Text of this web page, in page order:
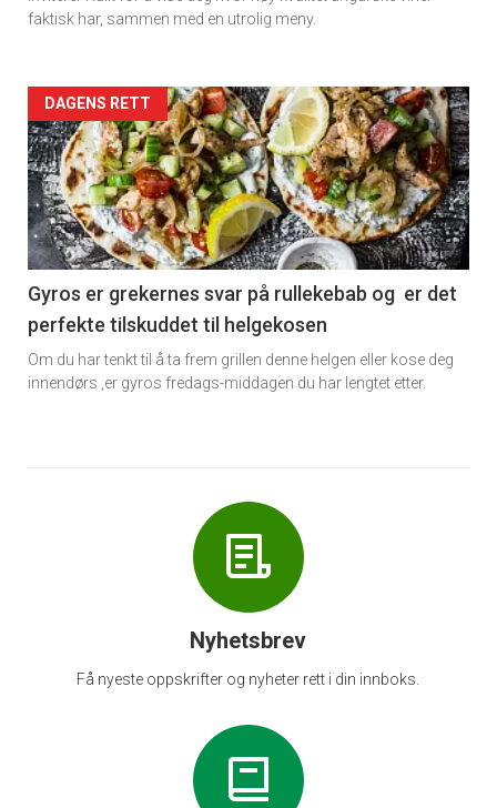
faktisk har, sammen med en utrolig meny.
Forsiden
akkurat
nå
-
6
DAGENS RETT
Gyros er grekernes svar på rullekebab og er det
perfekte tilskuddet til helgekosen
Om du har tenkt til å ta frem grillen denne helgen eller kose deg
innendørs ,er gyros fredags-middagen du har lengtet etter.
Nyhetsbrev
Få nyeste oppskrifter og nyheter rett i din innboks.